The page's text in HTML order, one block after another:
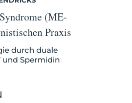
(ME-
Praxis
durch duale
und Spermidin